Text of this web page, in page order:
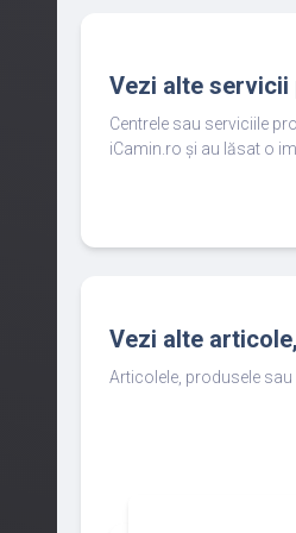
Vezi alte
Centrele sau serviciile
iCamin.ro și au lăsat o
Vezi alte
Articolele, produsele